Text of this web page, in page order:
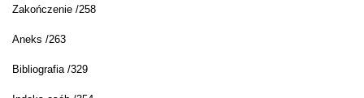
Zakończenie /258
Aneks /263
Bibliografia /329